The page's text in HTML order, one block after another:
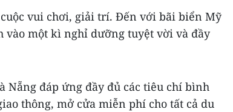
vui chơi, giải trí. Đến với bãi biển Mỹ
vào một kì nghỉ dưỡng tuyệt vời và đầy
Nẵng đáp ứng đầy đủ các tiêu chí bình
thông, mở cửa miễn phí cho tất cả du